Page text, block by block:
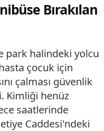
Bırakılan
park halindeki yolcu
çocuk için
çalması güvenlik
Kimliği henüz
saatlerinde
Caddesi'ndeki